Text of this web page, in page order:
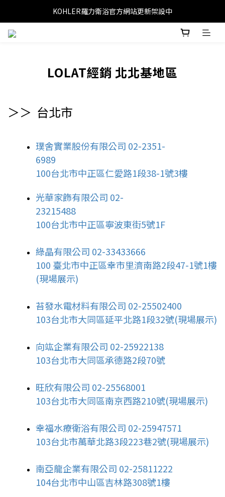
KOHLER羅力衛浴官方網站更新架設中
LOLAT經銷 北北基地區
＞＞ 台北市
璞舍實業股份有限公司 02-2351-
6989
100台北市中正區仁愛路1段38-1號3樓
光華家飾有限公司 02-
23215488
100台北市中正區寧波東街5號1F
綠晶有限公司 02-33433666
100 臺北市中正區幸市里濟南路2段47-1號1樓
(現場展示)
苔發水電材料有限公司 02-25502400
103台北市大同區延平北路1段32號(現場展示)
向竑企業有限公司 02-25922138
103台北市大同區承德路2段70號
旺欣有限公司 02-25568001
103台北市大同區南京西路210號(現場展示)
幸福水療衛浴有限公司 02-25947571
103台北市萬華北路3段223巷2號(現場展示)
南亞龍企業有限公司 02-25811222
104台北市中山區吉林路308號1樓